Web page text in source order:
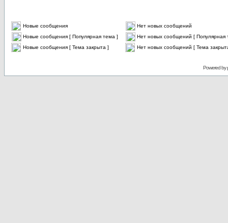
Новые сообщения
Нет новых сообщений
Новые сообщения [ Популярная тема ]
Нет новых сообщений [ Популярная
Новые сообщения [ Тема закрыта ]
Нет новых сообщений [ Тема
Powered by